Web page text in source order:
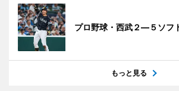
プロ野球・西武２―５ソフ
もっと見る